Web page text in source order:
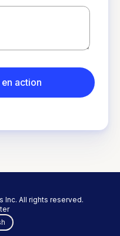
Inc. All rights reserved.